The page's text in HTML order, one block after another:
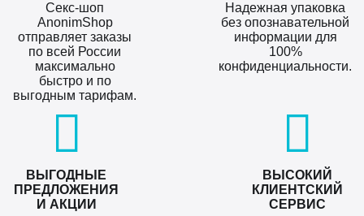
Секс-шоп
AnonimShop
отправляет заказы
по всей России
максимально
быстро и по
выгодным тарифам.
Надежная упаковка
без опознавательной
информации для
100%
конфиденциальности.
ВЫГОДНЫЕ
ПРЕДЛОЖЕНИЯ
И АКЦИИ
ВЫСОКИЙ
КЛИЕНТСКИЙ
СЕРВИС